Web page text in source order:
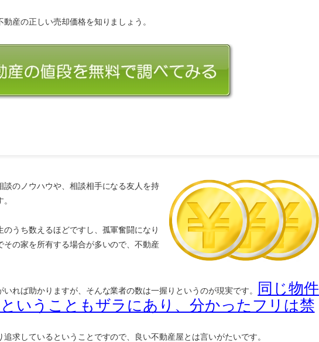
産の正しい売却価格を知りましょう。
のノウハウや、相談相手になる友人を持
うち数えるほどですし、孤軍奮闘になり
の家を所有する場合が多いので、不動産
れば助かりますが、そんな業者の数は一握りというのが現実です。
同じ物件
いうこともザラにあり、分かったフリは禁
求しているということですので、良い不動産屋とは言いがたいです。